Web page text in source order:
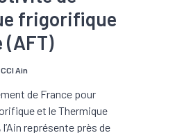
frigorifique
CCI Ain
de France pour
et le Thermique
représente près de